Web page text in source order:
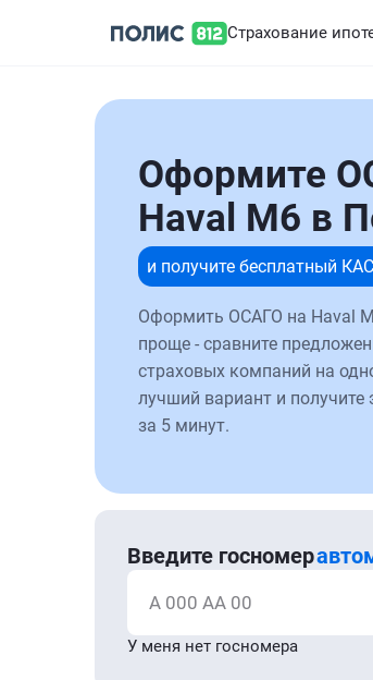
Страхование
Оформите
Haval M6 в
и получите бесплатный
Оформить ОСАГО на Haval
проще - сравните
страховых компаний на
лучший вариант и получите
за 5 минут.
Введите госномер
А 000 АА 00
У меня нет госномера